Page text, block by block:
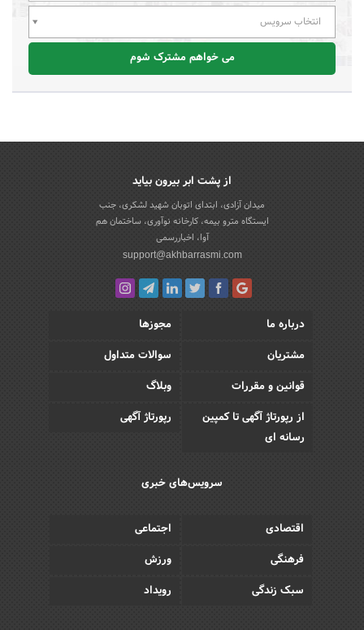
انتخاب سرویس
می خواهم مشترک شوم
از پشت ابر بیرون بیاید
میدان آزادی، ابتدای اتوبان شهید لشکری، جنب
ایستگاه مترو بیمه، کارخانه نوآوری، ساختمان هم
آوا، اخباررسمی
support@akhbarrasmi.com
درباره ما
مجوزها
مشتریان
سوالات متداول
قوانین و مقررات
وبلاگ
از رپورتاژ آگهی تا کمپین
رسانه ای
رپورتاژ آگهی
سرویس‌های خبری
اقتصادی
اجتماعی
فرهنگی
ورزش
سبک زندگی
رویداد